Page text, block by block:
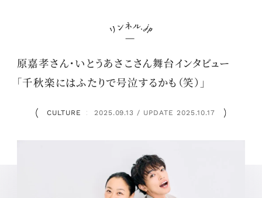
原嘉孝さん・いとうあさこさん舞台インタビュー
「千秋楽にはふたりで号泣するかも（笑）」
CULTURE ： 2025.09.13 / UPDATE 2025.10.17